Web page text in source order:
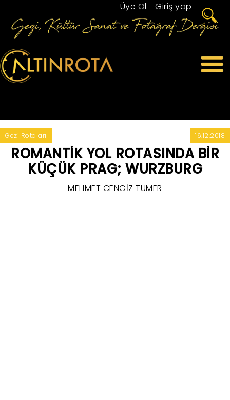
Üye Ol Giriş yap
Gezi Rotaları
ROMANTİK YOL ROTASINDA BİR
KÜÇÜK PRAG; WURZBURG
MEHMET CENGİZ TÜMER
16.12.2018